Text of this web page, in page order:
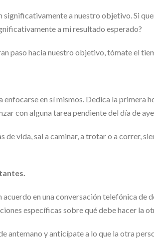
a nuestro objetivo. Si
a mi resultado esperado?
paso hacia nuestro objetivo, tómate el
en sí mismos. Dedica la primera
con alguna tarea pendiente del día de
vida, sal a caminar, a trotar o a correr,
en una conversación telefónica de
específicas sobre qué debe hacer la
y anticípate a lo que la otra